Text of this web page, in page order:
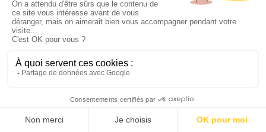
Il n'a jamais été aussi
simple de trouver un
photographe mariage à
Fondettes
PhotoPresta est présent dans toute la France, avec un
réseau de plus de 4 000 photographes. Vous pouvez